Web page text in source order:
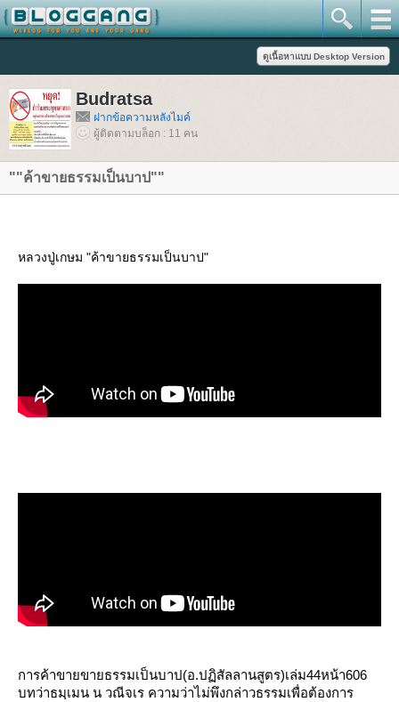
Budratsa
ฝากข้อความหลังไมค์
ผู้ติดตามบล็อก : 11 คน
""ค้าขายธรรมเป็นบาป""
หลวงปู่เกษม "ค้าขายธรรมเป็นบาป"
การค้าขายขายธรรมเป็นบาป(อ.ปฏิสัลลานสูตร)เล่ม44หน้า606
บทว่าธมฺเมน น วณีจเร ความว่าไม่พึงกล่าวธรรมเพื่อต้องการ